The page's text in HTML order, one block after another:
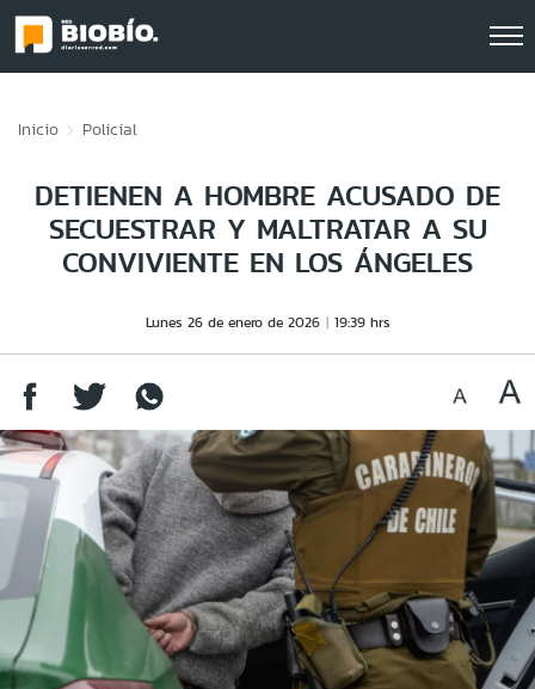
Inicio Policial
DETIENEN A HOMBRE ACUSADO DE
SECUESTRAR Y MALTRATAR A SU
CONVIVIENTE EN LOS ÁNGELES
Lunes 26 de enero de 2026 19:39 hrs